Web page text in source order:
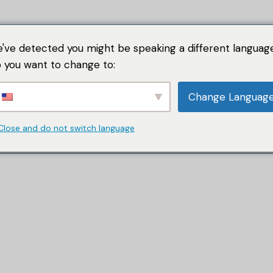
detected you might be speaking a different
you want to change to:
Change
and do not switch language